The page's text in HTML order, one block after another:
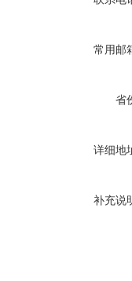
常用邮
省
详细地
补充说